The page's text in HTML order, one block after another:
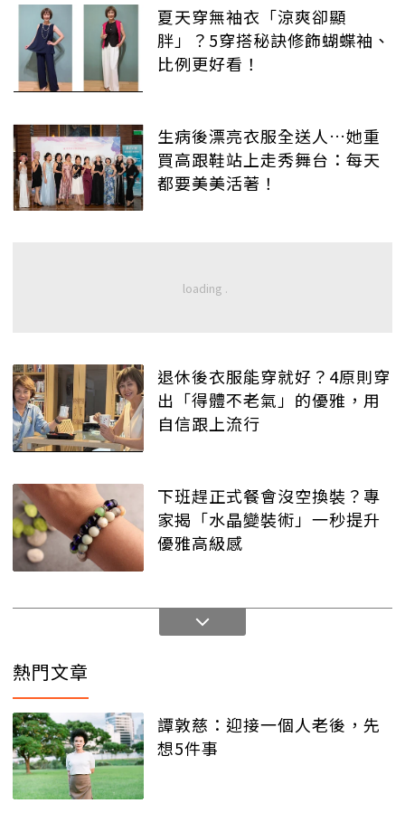
夏天穿無袖衣「涼爽卻顯
胖」？5穿搭秘訣修飾蝴蝶袖、
比例更好看！
生病後漂亮衣服全送人…她重
買高跟鞋站上走秀舞台：每天
都要美美活著！
退休後衣服能穿就好？4原則穿
出「得體不老氣」的優雅，用
自信跟上流行
下班趕正式餐會沒空換裝？專
家揭「水晶變裝術」一秒提升
優雅高級感
熱門文章
譚敦慈：迎接一個人老後，先
想5件事